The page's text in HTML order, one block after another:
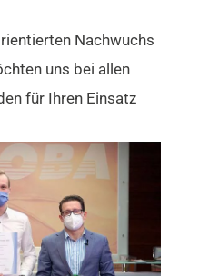
Nachwuchs
uns bei allen
für Ihren Einsatz